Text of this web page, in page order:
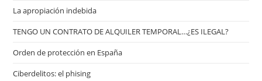
La apropiación indebida
TENGO UN CONTRATO DE ALQUILER TEMPORAL…¿ES ILEGAL?
Orden de protección en España
Ciberdelitos: el phising